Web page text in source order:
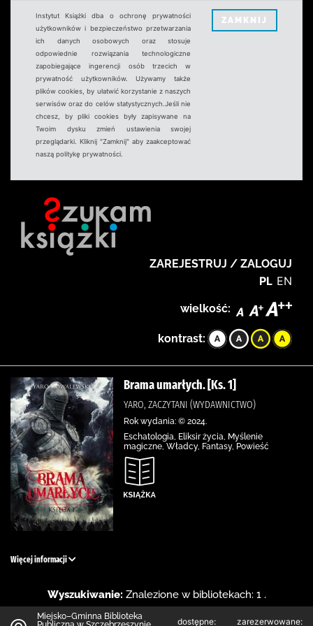
Instytut Książki dba o ochronę prywatności
użytkowników i bezpieczeństwo przetwarzania
ich danych osobowych oraz stosuje
odpowiednie rozwiązania technologiczne
zapobiegające ingerencji osób trzecich w
prywatność użytkowników. Używamy także
plików cookies, by ułatwić korzystanie z naszych
serwisów oraz do celów statystycznych.Jeśli nie
chcesz, by pliki cookies były zapisywane na
Twoim dysku zmień ustawienia swojej
przeglądarki. Kliknij "Zamknij" aby zaakceptować
naszą politykę prywatności.
ZAMKNIJ
ZAREJESTRUJ / ZALOGUJ
PL EN
wielkość:
kontrast:
Brama umarłych. [Ks. 1]
YARO, ZACZYTANI (WYDAWNICTWO)
Rok wydania: © 2024.
Eschatologia, Eliksir życia, Myślenie
magiczne, Władcy, Fantasy, Powieść
Więcej informacji
Wyszukiwanie: Znalezione w bibliotekach: 1 .
Miejsko–Gminna Biblioteka
dostępne: zarezerwowane: